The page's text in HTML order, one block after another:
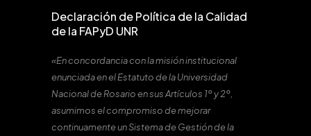
Declaración de Política de la Calidad
de la FAPyD UNR
«En concordancia con la misión institucional
enunciada en el Estatuto de la Universidad
Nacional de Rosario en sus Artículos 1º y 2º,
asumimos el compromiso de mejorar
continuamente un Sistema de Gestión de la